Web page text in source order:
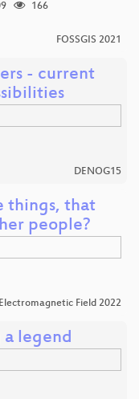
166
FOSSGIS 2021
- current
DENOG15
things, that
people?
Electromagnetic Field 2022
a legend